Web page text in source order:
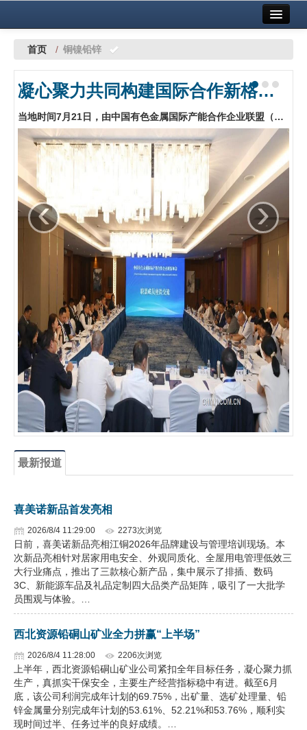
中国有色金属报社主办 广告服务
铜镍铅锌
铝
稀有稀土
有色市场
科技
地矿 建设
企业文化
《资源再生》杂志
行情报价
数字报
首页 / 铜镍铅锌
凝心聚力共同构建国际合作新格局 中国有色金属国际产能合作企业联盟年会在哈萨克斯坦阿斯塔纳召开
当地时间7月21日，由中国有色金属国际产能合作企业联盟（以下简称“联盟”）主办的中国有色金属国际产能合作企业联盟年会在哈萨克斯坦阿斯塔纳召开。…
‹ ›
最新报道
喜美诺新品首发亮相
2026/8/4 11:29:00 2273次浏览
日前，喜美诺新品亮相江铜2026年品牌建设与管理培训现场。本
次新品亮相针对居家用电安全、外观同质化、全屋用电管理低效三
大行业痛点，推出了三款核心新产品，集中展示了排插、数码
3C、新能源车品及礼品定制四大品类产品矩阵，吸引了一大批学
员围观与体验。…
西北资源铅硐山矿业全力拼赢“上半场”
2026/8/4 11:28:00 2206次浏览
上半年，西北资源铅硐山矿业公司紧扣全年目标任务，凝心聚力抓
生产，真抓实干保安全，主要生产经营指标稳中有进。截至6月
底，该公司利润完成年计划的69.75%，出矿量、选矿处理量、铅
锌金属量分别完成年计划的53.61%、52.21%和53.76%，顺利实
现时间过半、任务过半的良好成绩。…